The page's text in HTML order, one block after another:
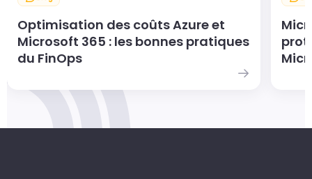
Optimisation des coûts Azure et
Microsoft 365 : les bonnes pratiques
du FinOps